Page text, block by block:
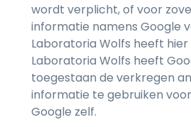
wordt verplicht, of voor
informatie namens Google
Laboratoria Wolfs heeft hier
Laboratoria Wolfs heeft
toegestaan de verkregen
informatie te gebruiken
Google zelf.